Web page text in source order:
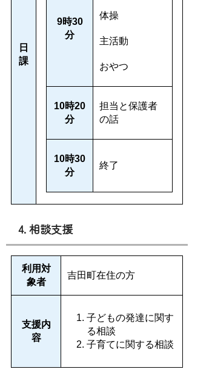
日
課
9時30
分
体操
主活動
おやつ
10時20
分
担当と保護者
の話
10時30
分
終了
4. 相談支援
利用対
象者
吉田町在住の方
支援内
容
子どもの発達に関す
る相談
子育てに関する相談